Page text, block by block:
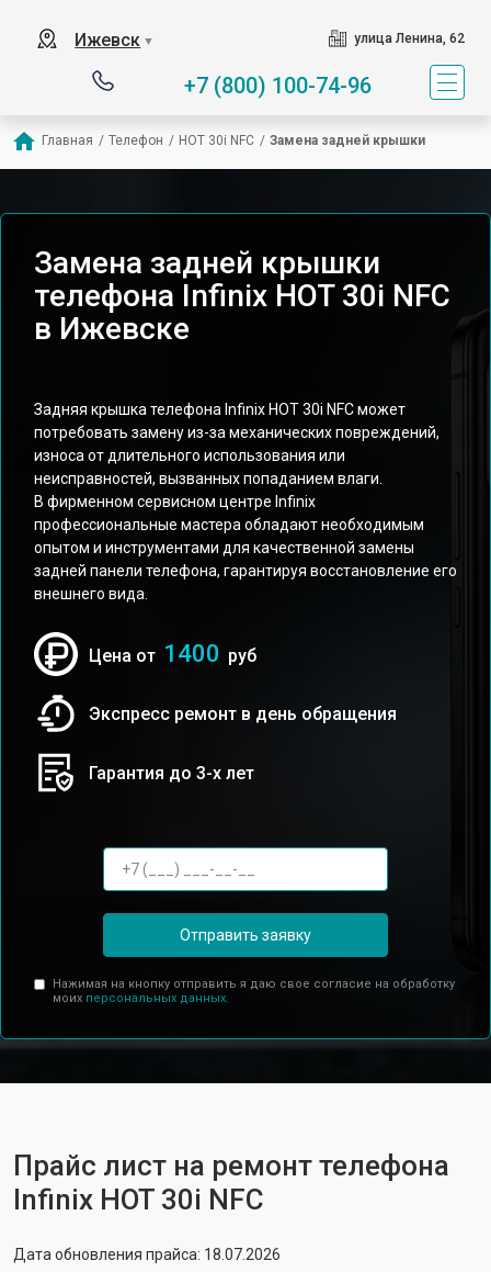
Ижевск ▼ улица Ленина, 62
+7 (800) 100-74-96
Главная / Телефон / HOT 30i NFC / Замена задней крышки
Замена задней крышки
телефона Infinix HOT 30i NFC
в Ижевске
Задняя крышка телефона Infinix HOT 30i NFC может
потребовать замену из-за механических повреждений,
износа от длительного использования или
неисправностей, вызванных попаданием влаги.
В фирменном сервисном центре Infinix
профессиональные мастера обладают необходимым
опытом и инструментами для качественной замены
задней панели телефона, гарантируя восстановление его
внешнего вида.
Цена от 1400 руб
Экспресс ремонт в день обращения
Гарантия до 3-х лет
Отправить заявку
Нажимая на кнопку отправить я даю свое согласие на обработку
моих персональных данных.
Прайс лист на ремонт телефона
Infinix HOT 30i NFC
Дата обновления прайса: 18.07.2026